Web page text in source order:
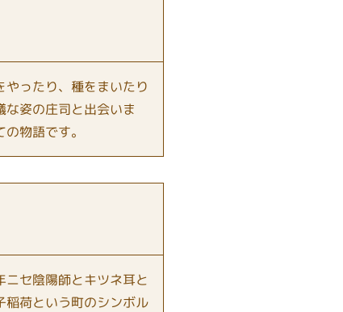
ったり、種をまいたり
姿の庄司と出会いま
物語です。
セ陰陽師とキツネ耳と
稲荷という町のシンボル